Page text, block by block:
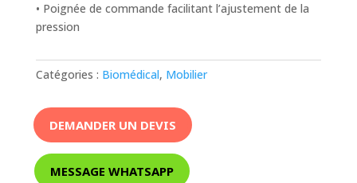
• Poignée de commande facilitant l’ajustement de la
pression
Catégories : Biomédical, Mobilier
DEMANDER UN DEVIS
MESSAGE WHATSAPP